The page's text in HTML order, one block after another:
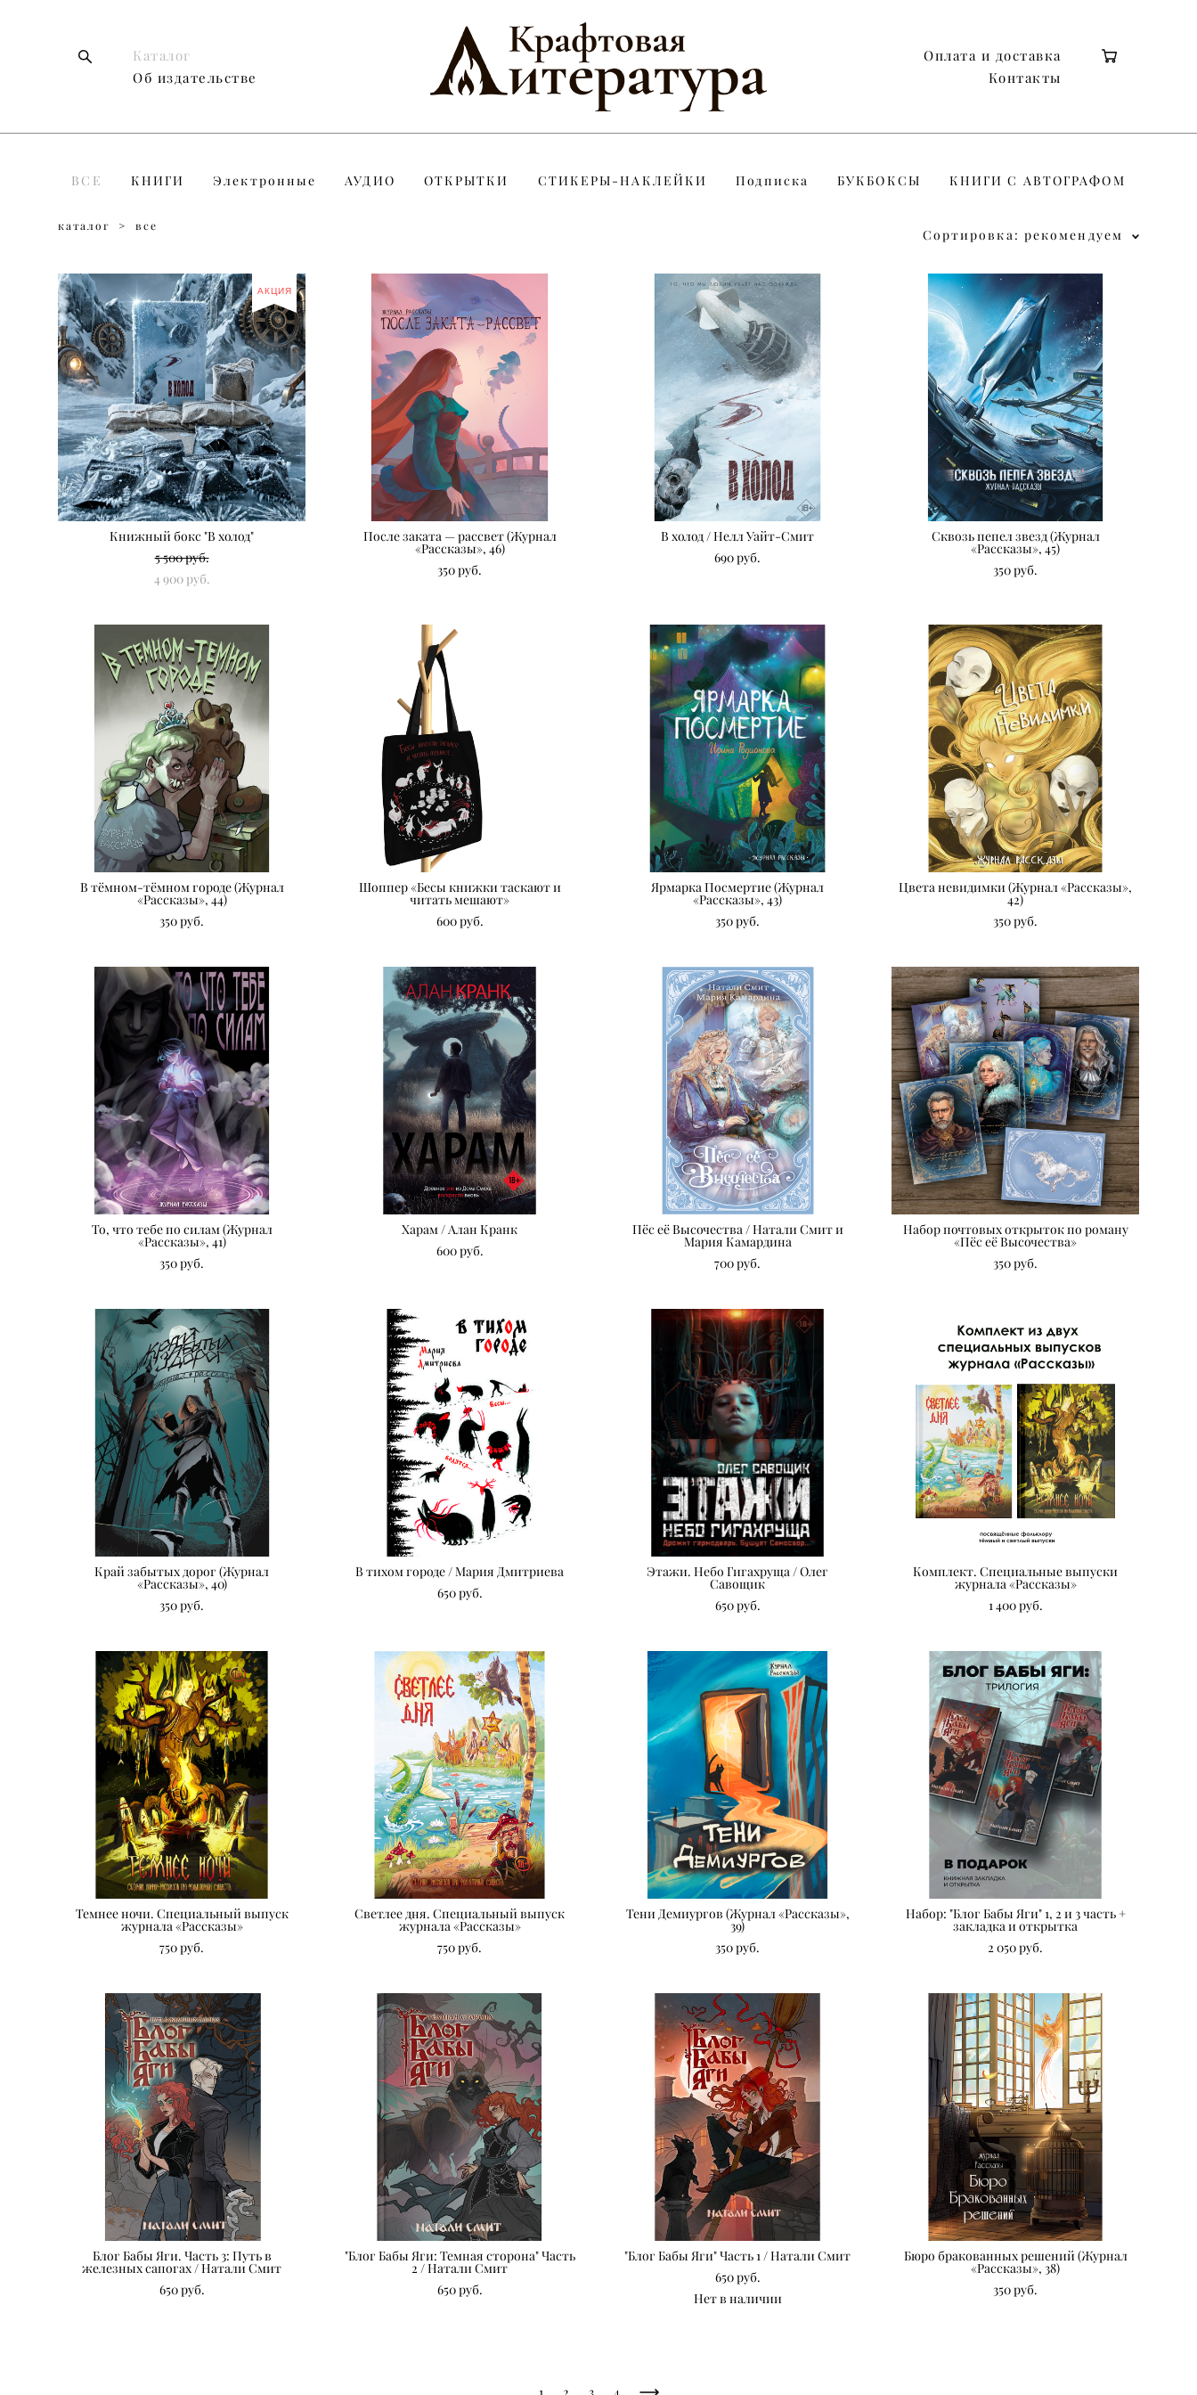
Каталог
Об издательстве
Оплата и доставка
Контакты
Каталог
Об издательстве
Оплата и доставка
Контакты
ВСЕ КНИГИ Электронные АУДИО ОТКРЫТКИ СТИКЕРЫ-НАКЛЕЙКИ Подписка БУКБОКСЫ КНИГИ С АВТОГРАФОМ
каталог > все
Сортировка: рекомендуем
АКЦИЯ
Книжный бокс "В холод"
5 500 pуб.
4 900 pуб.
После заката — рассвет (Журнал
«Рассказы», 46)
350 pуб.
В холод / Нелл Уайт-Смит
690 pуб.
Сквозь пепел звезд (Журнал
«Рассказы», 45)
350 pуб.
В тёмном-тёмном городе (Журнал
«Рассказы», 44)
350 pуб.
Шоппер «Бесы книжки таскают и
читать мешают»
600 pуб.
Ярмарка Посмертие (Журнал
«Рассказы», 43)
350 pуб.
Цвета невидимки (Журнал «Рассказы»,
42)
350 pуб.
То, что тебе по силам (Журнал
«Рассказы», 41)
350 pуб.
Харам / Алан Кранк
600 pуб.
Пёс её Высочества / Натали Смит и
Мария Камардина
700 pуб.
Набор почтовых открыток по роману
«Пёс её Высочества»
350 pуб.
Край забытых дорог (Журнал
«Рассказы», 40)
350 pуб.
В тихом городе / Мария Дмитриева
650 pуб.
Этажи. Небо Гигахруща / Олег
Савощик
650 pуб.
Комплект. Специальные выпуски
журнала «Рассказы»
1 400 pуб.
Темнее ночи. Специальный выпуск
журнала «Рассказы»
750 pуб.
Светлее дня. Специальный выпуск
журнала «Рассказы»
750 pуб.
Тени Демиургов (Журнал «Рассказы»,
39)
350 pуб.
Набор: "Блог Бабы Яги" 1, 2 и 3 часть +
закладка и открытка
2 050 pуб.
Блог Бабы Яги. Часть 3: Путь в
железных сапогах / Натали Смит
650 pуб.
"Блог Бабы Яги: Темная сторона" Часть
2 / Натали Смит
650 pуб.
"Блог Бабы Яги" Часть 1 / Натали Смит
650 pуб.
Нет в наличии
Бюро бракованных решений (Журнал
«Рассказы», 38)
350 pуб.